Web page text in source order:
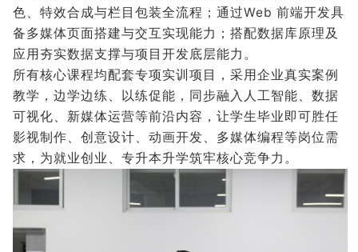
色、特效合成与栏目包装全流程；通过Web 前端开发具
备多媒体页面搭建与交互实现能力；搭配数据库原理及
应用夯实数据支撑与项目开发底层能力。
所有核心课程均配套专项实训项目，采用企业真实案例
教学，边学边练、以练促能，同步融入人工智能、数据
可视化、新媒体运营等前沿内容，让学生毕业即可胜任
影视制作、创意设计、动画开发、多媒体编程等岗位需
求，为就业创业、专升本升学筑牢核心竞争力。